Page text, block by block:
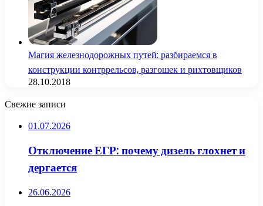
Магия железнодорожных путей: разбираемся в
конструкции контррельсов, разгошек и рихтовщиков
28.10.2018
Свежие записи
01.07.2026
Отключение ЕГР: почему дизель глохнет и
дергается
26.06.2026